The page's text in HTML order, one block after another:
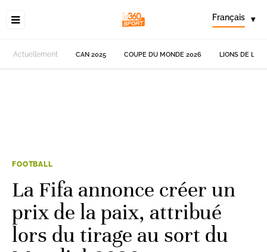
Français ▾
Actuellement CAN 2025 COUPE DU MONDE 2026 LIONS DE
FOOTBALL
La Fifa annonce créer un
prix de la paix, attribué
lors du tirage au sort du